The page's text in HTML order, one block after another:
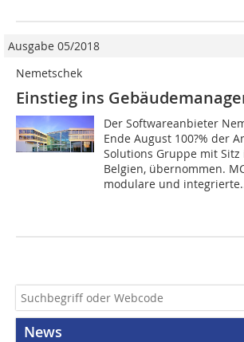
Ausgabe 05/2018
Nemetschek
Einstieg ins
Der Softwareanbieter
Ende August 100?% der
Solutions Gruppe mit
Belgien, übernommen.
modulare und
News